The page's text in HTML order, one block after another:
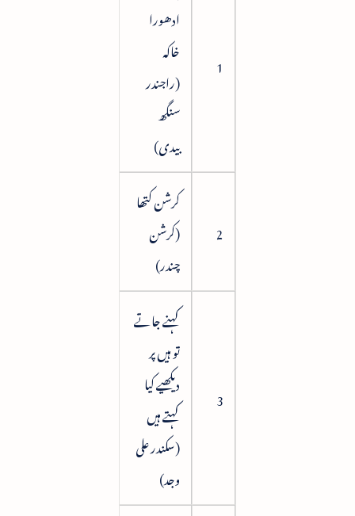
1
ادھورا
خاکہ
(راجندر
سنگھ
بیدی)
2
کرشن کتھا
(کرشن
چندر)
3
کہنے جاتے
تو ہیں پر
دیکھیے کیا
کہتے ہیں
(سکندر علی
وجد)